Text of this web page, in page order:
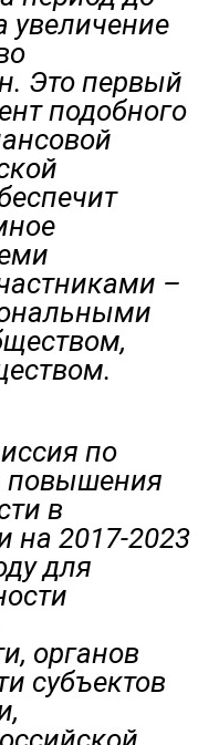
увеличение
Это первый
подобного
–
по
повышения
в
на 2017-2023
для
органов
субъектов